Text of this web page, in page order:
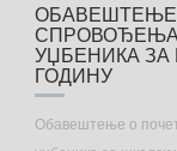
ОБАВЕШТЕЊЕ
УЏБЕНИКА ЗА
ГОДИНУ
Обавештење о